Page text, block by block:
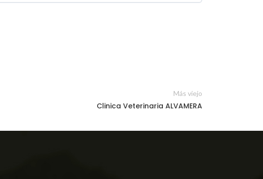
Más viejo
Clinica Veterinaria ALVAMERA